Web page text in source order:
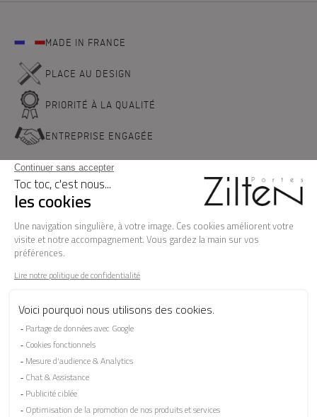
MADE IN FRANCE
PLACE AU DESIGN
PRIORITÉ À LA QUALITÉ
ENTREPRISE ENGAGÉE
NOS PORTES D'ENTREE
LA MARQUE
BESOIN D'AIDE ?
Les garanties
Le SAV
Besoin d'informations ? Nos conseillers
sont à votre écoute.